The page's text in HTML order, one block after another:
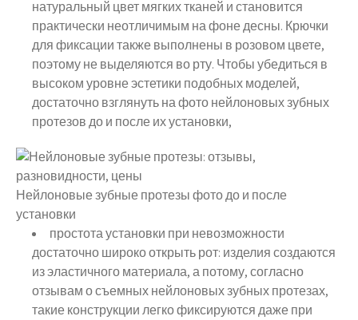
натуральный цвет мягких тканей и становится
практически неотличимым на фоне десны. Крючки
для фиксации также выполнены в розовом цвете,
поэтому не выделяются во рту. Чтобы убедиться в
высоком уровне эстетики подобных моделей,
достаточно взглянуть на фото нейлоновых зубных
протезов до и после их установки,
Нейлоновые зубные протезы фото до и после
установки
простота установки при невозможности
достаточно широко открыть рот: изделия создаются
из эластичного материала, а потому, согласно
отзывам о съемных нейлоновых зубных протезах,
такие конструкции легко фиксируются даже при